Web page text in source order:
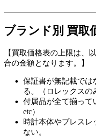
ブランド別 買取
【買取価格表の上限は、
合の金額となります。】
保証書が無記載では
る。（ロレックスの
付属品が全て揃って
etc）
時計本体やブレスレ
ない。